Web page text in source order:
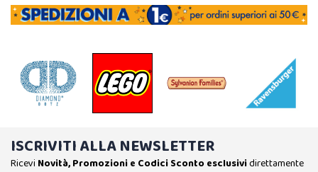
ISCRIVITI ALLA NEWSLETTER
Ricevi Novità, Promozioni e Codici Sconto esclusividirettamente